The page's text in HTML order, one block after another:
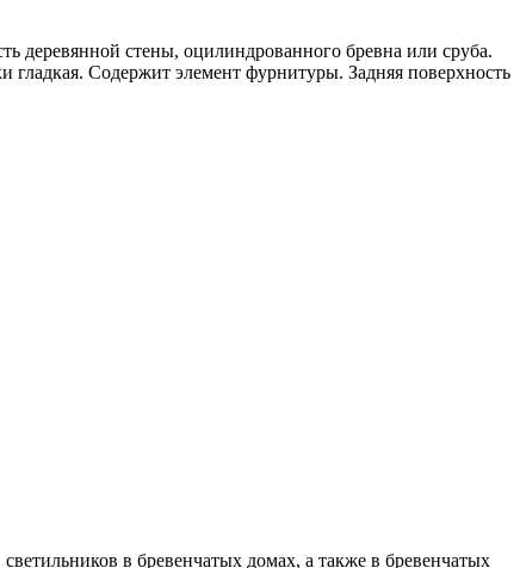
деревянной стены, оцилиндрованного бревна или сруба.
Содержит элемент фурнитуры. Задняя поверхность
в бревенчатых домах, а также в бревенчатых